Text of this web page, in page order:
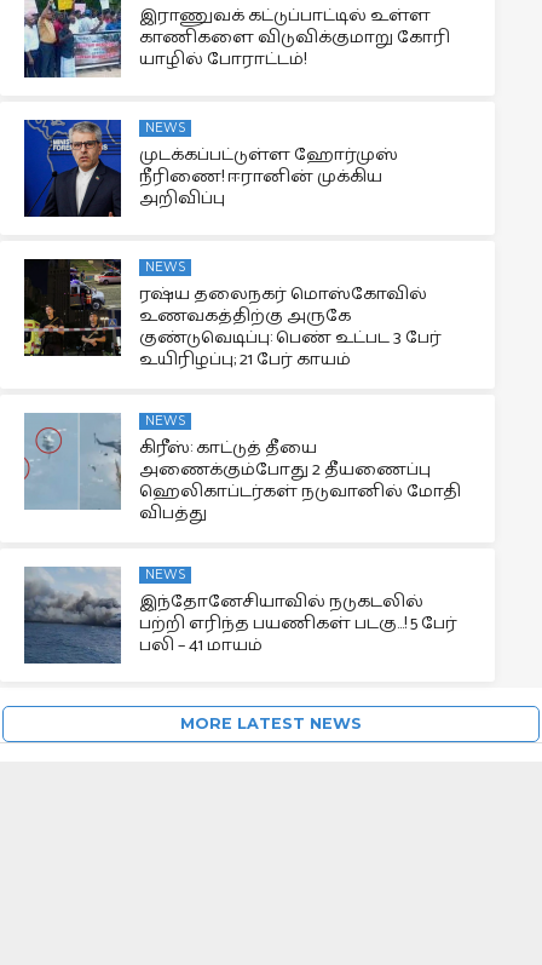
இராணுவக் கட்டுப்பாட்டில் உள்ள
காணிகளை விடுவிக்குமாறு கோரி
யாழில் போராட்டம்!
NEWS
முடக்கப்பட்டுள்ள ஹோர்முஸ்
நீரிணை! ஈரானின் முக்கிய
அறிவிப்பு
NEWS
ரஷ்ய தலைநகர் மொஸ்கோவில்
உணவகத்திற்கு அருகே
குண்டுவெடிப்பு: பெண் உட்பட 3 பேர்
உயிரிழப்பு; 21 பேர் காயம்
NEWS
கிரீஸ்: காட்டுத் தீயை
அணைக்கும்போது 2 தீயணைப்பு
ஹெலிகாப்டர்கள் நடுவானில் மோதி
விபத்து
NEWS
இந்தோனேசியாவில் நடுகடலில்
பற்றி எரிந்த பயணிகள் படகு…! 5 பேர்
பலி – 41 மாயம்
MORE LATEST NEWS